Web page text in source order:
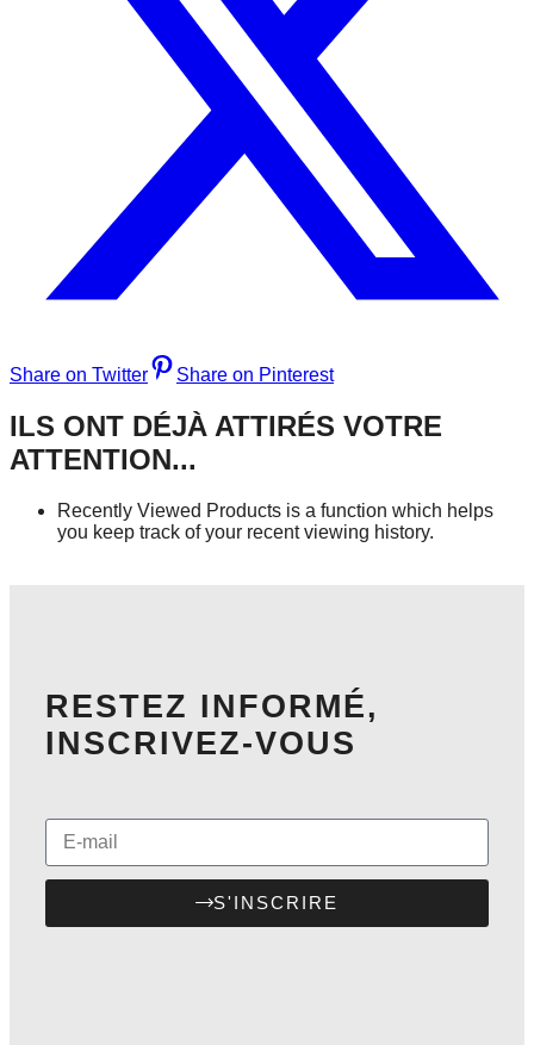
Share on Twitter Share on Pinterest
ILS ONT DÉJÀ ATTIRÉS VOTRE
ATTENTION...
Recently Viewed Products is a function which helps
you keep track of your recent viewing history.
RESTEZ INFORMÉ,
INSCRIVEZ-VOUS
S'INSCRIRE